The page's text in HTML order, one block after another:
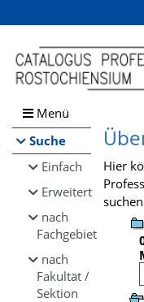
Browsen
direkt zum Inhalt
Menü
Suche
Einfach
Erweitert
nach
Fachgebiet
nach
Fakultät /
Sektion
Hier